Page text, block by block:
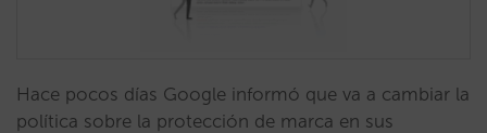
Hace pocos días Google informó que va a cambiar la
política sobre la protección de marca en sus